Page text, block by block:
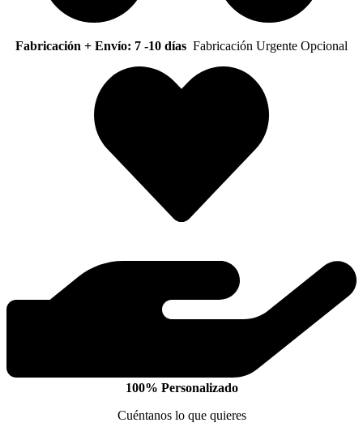
Fabricación + Envío: 7 -10 días Fabricación Urgente Opcional
100% Personalizado
Cuéntanos lo que quieres